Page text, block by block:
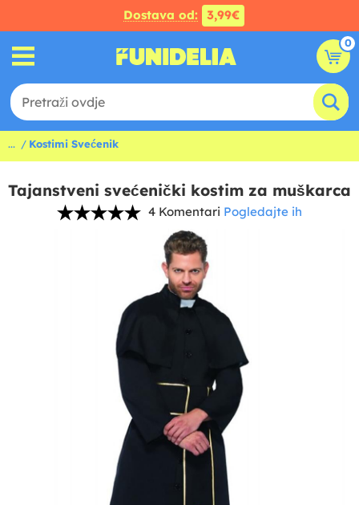
Dostava od: 3,99€
0
... Kostimi Svećenik
Tajanstveni svećenički kostim za muškarca
4 Komentari Pogledajte ih